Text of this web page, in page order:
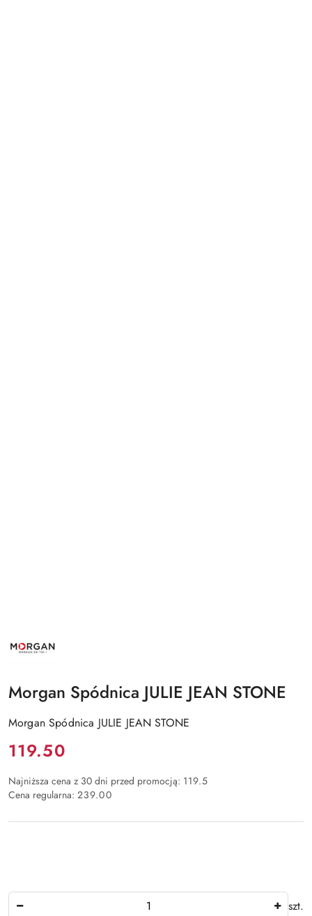
PRODUCENTA:
MORGAN
Morgan Spódnica JULIE JEAN STONE
Morgan Spódnica JULIE JEAN STONE
Cena:
119.50
Najniższa cena z 30 dni przed promocją: 119.5
Cena regularna: 239.00
szt.